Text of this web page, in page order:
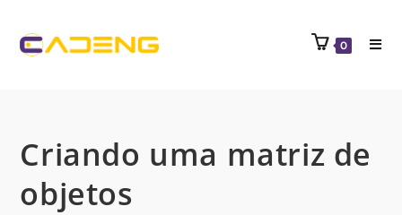
0
Criando uma matriz de
objetos